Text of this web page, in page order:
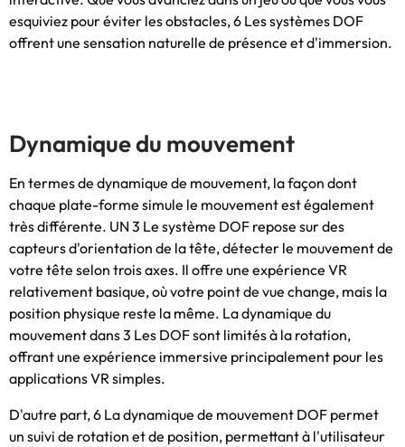
esquiviez pour éviter les obstacles, 6 Les systèmes DOF ​​
offrent une sensation naturelle de présence et d'immersion.
Dynamique du mouvement
En termes de dynamique de mouvement, la façon dont
chaque plate-forme simule le mouvement est également
très différente. UN 3 Le système DOF repose sur des
capteurs d'orientation de la tête, détecter le mouvement de
votre tête selon trois axes. Il offre une expérience VR
relativement basique, où votre point de vue change, mais la
position physique reste la même. La dynamique du
mouvement dans 3 Les DOF ​​sont limités à la rotation,
offrant une expérience immersive principalement pour les
applications VR simples.
D'autre part, 6 La dynamique de mouvement DOF permet
un suivi de rotation et de position, permettant à l'utilisateur